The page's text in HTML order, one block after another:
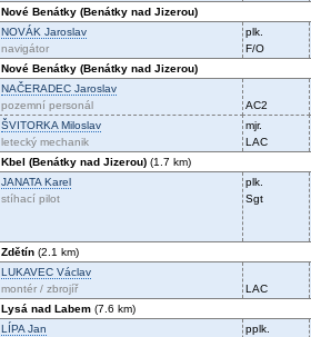
Nové Benátky (Benátky nad Jizerou)
NOVÁK Jaroslav
navigátor
plk.
F/O
Nové Benátky (Benátky nad Jizerou)
NAČERADEC Jaroslav
pozemní personál
AC2
ŠVITORKA Miloslav
letecký mechanik
mjr.
LAC
Kbel (Benátky nad Jizerou) (1.7 km)
JANATA Karel
stíhací pilot
plk.
Sgt
Zdětín (2.1 km)
LUKAVEC Václav
montér / zbrojíř
LAC
Lysá nad Labem (7.6 km)
LÍPA Jan
pplk.